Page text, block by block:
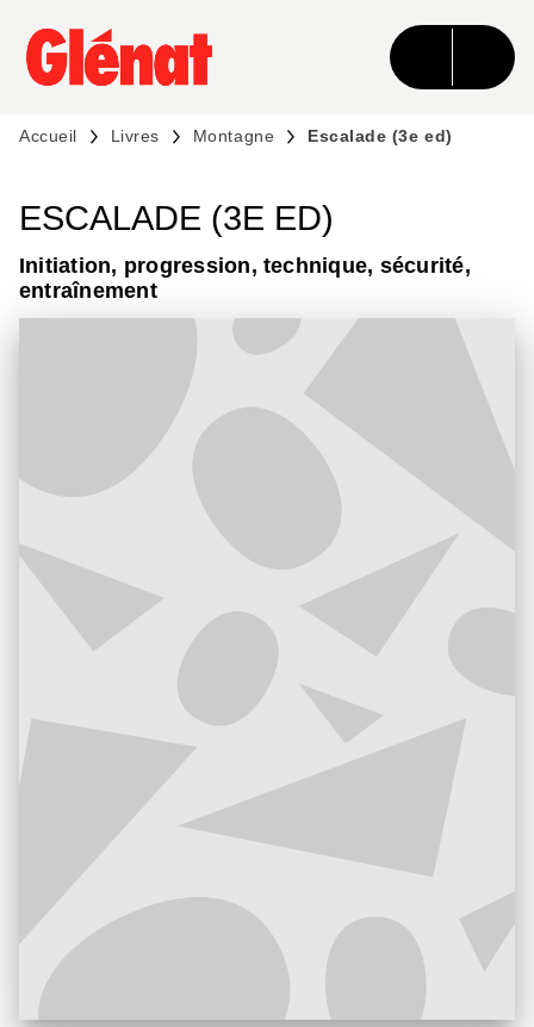
MENU RECHERCHE CONTENU
PIED DE PAGE
Accueil Livres Montagne Escalade (3e ed)
ESCALADE (3E ED)
Initiation, progression, technique, sécurité,
entraînement